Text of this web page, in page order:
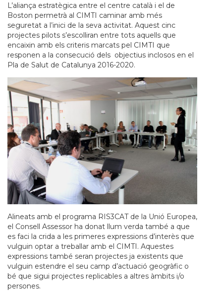
L’aliança estratègica entre el centre català i el de
Boston permetrà al CIMTI caminar amb més
seguretat a l’inici de la seva activitat. Aquest cinc
projectes pilots s’escolliran entre tots aquells que
encaixin amb els criteris marcats pel CIMTI que
responen a la consecució dels objectius inclosos en el
Pla de Salut de Catalunya 2016-2020.
Alineats amb el programa RIS3CAT de la Unió Europea,
el Consell Assessor ha donat llum verda també a que
es faci la crida a les primeres expressions d’interès que
vulguin optar a treballar amb el CIMTI. Aquestes
expressions també seran projectes ja existents que
vulguin estendre el seu camp d’actuació geogràfic o
bé que sigui projectes replicables a altres àmbits i/o
persones.